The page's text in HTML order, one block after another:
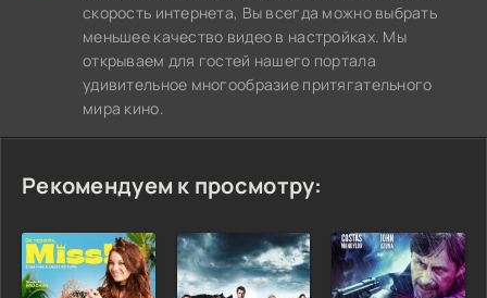
скорость интернета, Вы всегда можно выбрать
меньшее качество видео в настройках. Мы
открываем для гостей нашего портала
удивительное многообразие притягательного
мира кино.
Рекомендуем к просмотру: